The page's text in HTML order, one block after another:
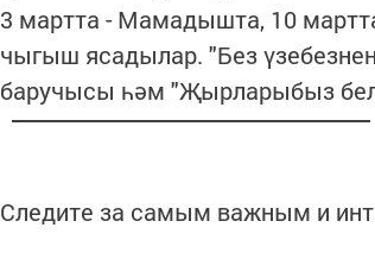
3 мартта - Мамадышта, 10
чыгыш ясадылар. "Без
баручысы һәм "Җырларыбыз
Следите за самым важным и